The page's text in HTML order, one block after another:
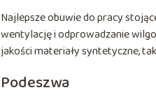
Najlepsze obuwie do pracy
wentylację i odprowadzanie
jakości materiały syntetyczne,
Podeszwa